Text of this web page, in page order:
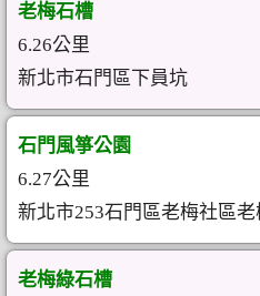
老梅石槽
6.26公里
新北市石門區下員坑
石門風箏公園
6.27公里
新北市253石門區老梅社區
老梅綠石槽